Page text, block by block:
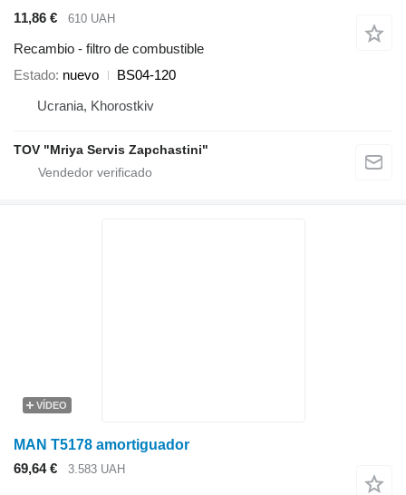
11,86 €
610 UAH
Recambio - filtro de combustible
Estado nuevo
BS04-120
Ucrania, Khorostkiv
TOV "Mriya Servis Zapchastini"
VÍDEO
MAN T5178 amortiguador
69,64 €
3.583 UAH